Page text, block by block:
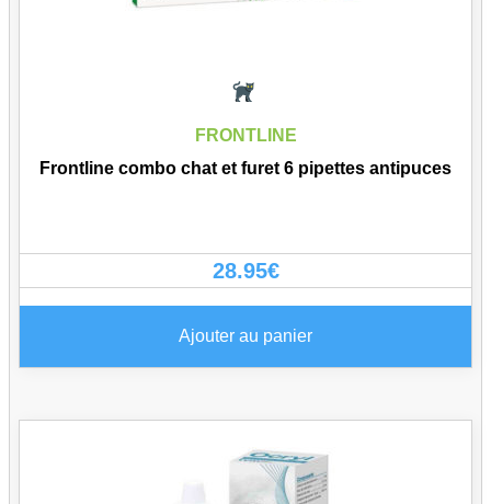
FRONTLINE
Frontline combo chat et furet 6 pipettes antipuces
28.95€
Ajouter au panier